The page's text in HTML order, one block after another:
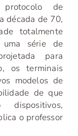
de
década de 70,
totalmente
série de
para
os terminais
modelos de
de que
dispositivos,
o professor